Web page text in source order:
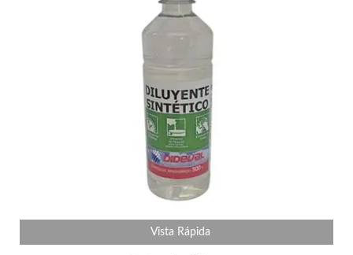
Vista Rápida